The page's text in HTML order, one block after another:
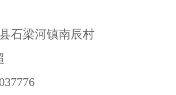
石梁河镇南辰村